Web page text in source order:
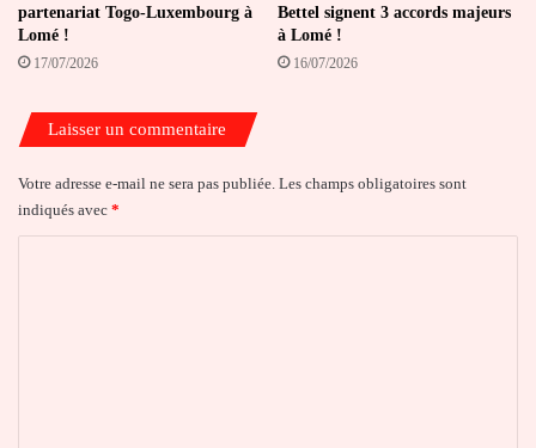
partenariat Togo-Luxembourg à
Lomé !
17/07/2026
Bettel signent 3 accords majeurs
à Lomé !
16/07/2026
Laisser un commentaire
Votre adresse e-mail ne sera pas publiée. Les champs obligatoires sont
indiqués avec *